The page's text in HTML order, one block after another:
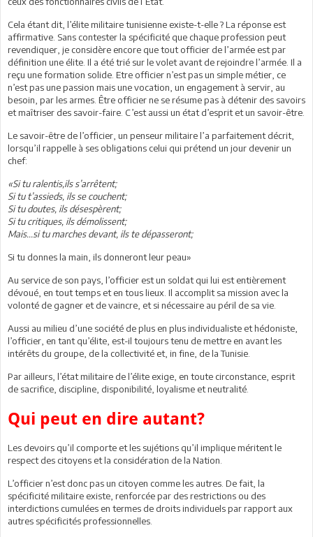
Cela étant dit, l’élite militaire tunisienne existe-t-elle ? La réponse est
affirmative. Sans contester la spécificité que chaque profession peut
revendiquer, je considère encore que tout officier de l’armée est par
définition une élite. Il a été trié sur le volet avant de rejoindre l’armée. Il a
reçu une formation solide. Etre officier n’est pas un simple métier, ce
n’est pas une passion mais une vocation, un engagement à servir, au
besoin, par les armes. Être officier ne se résume pas à détenir des savoirs
et maîtriser des savoir-faire. C’est aussi un état d’esprit et un savoir-être.
Le savoir-être de l’officier, un penseur militaire l’a parfaitement décrit,
lorsqu’il rappelle à ses obligations celui qui prétend un jour devenir un
chef:
«Si tu ralentis,ils s’arrêtent;
Si tu t’assieds, ils se couchent;
Si tu doutes, ils désespèrent;
Si tu critiques, ils démolissent;
Mais...si tu marches devant, ils te dépasseront;
Si tu donnes la main, ils donneront leur peau»
Au service de son pays, l’officier est un soldat qui lui est entièrement
dévoué, en tout temps et en tous lieux. Il accomplit sa mission avec la
volonté de gagner et de vaincre, et si nécessaire au péril de sa vie.
Aussi au milieu d’une société de plus en plus individualiste et hédoniste,
l’officier, en tant qu’élite, est-il toujours tenu de mettre en avant les
intérêts du groupe, de la collectivité et, in fine, de la Tunisie.
Par ailleurs, l’état militaire de l’élite exige, en toute circonstance, esprit
de sacrifice, discipline, disponibilité, loyalisme et neutralité.
Qui peut en dire autant?
Les devoirs qu’il comporte et les sujétions qu’il implique méritent le
respect des citoyens et la considération de la Nation.
L’officier n’est donc pas un citoyen comme les autres. De fait, la
spécificité militaire existe, renforcée par des restrictions ou des
interdictions cumulées en termes de droits individuels par rapport aux
autres spécificités professionnelles.